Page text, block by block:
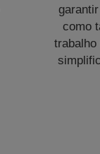
como
trabalho